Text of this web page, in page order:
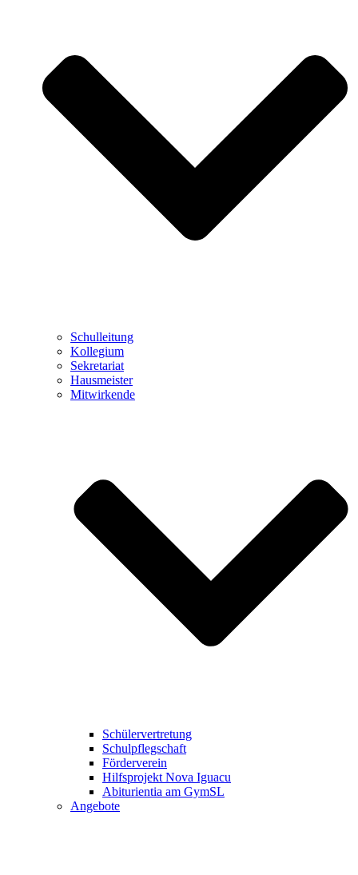
Schulleitung
Kollegium
Sekretariat
Hausmeister
Mitwirkende
Schülervertretung
Schulpflegschaft
Förderverein
Hilfsprojekt Nova Iguacu
Abiturientia am GymSL
Angebote